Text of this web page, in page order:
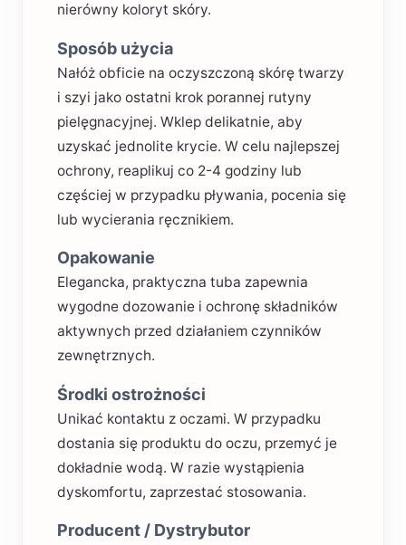
nierówny koloryt skóry.
Sposób użycia
Nałóż obficie na oczyszczoną skórę twarzy
i szyi jako ostatni krok porannej rutyny
pielęgnacyjnej. Wklep delikatnie, aby
uzyskać jednolite krycie. W celu najlepszej
ochrony, reaplikuj co 2-4 godziny lub
częściej w przypadku pływania, pocenia się
lub wycierania ręcznikiem.
Opakowanie
Elegancka, praktyczna tuba zapewnia
wygodne dozowanie i ochronę składników
aktywnych przed działaniem czynników
zewnętrznych.
Środki ostrożności
Unikać kontaktu z oczami. W przypadku
dostania się produktu do oczu, przemyć je
dokładnie wodą. W razie wystąpienia
dyskomfortu, zaprzestać stosowania.
Producent / Dystrybutor